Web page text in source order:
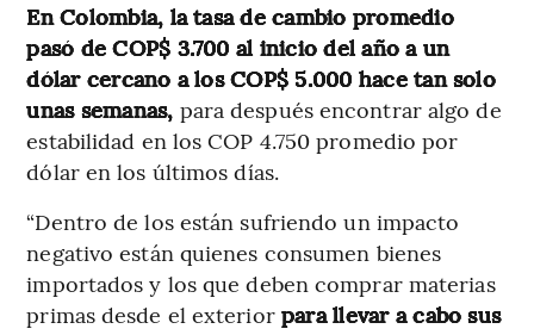
En Colombia, la tasa de cambio promedio
pasó de COP$ 3.700 al inicio del año a un
dólar cercano a los COP$ 5.000 hace tan solo
unas semanas, para después encontrar algo de
estabilidad en los COP 4.750 promedio por
dólar en los últimos días.
“Dentro de los están sufriendo un impacto
negativo están quienes consumen bienes
importados y los que deben comprar materias
primas desde el exterior para llevar a cabo sus